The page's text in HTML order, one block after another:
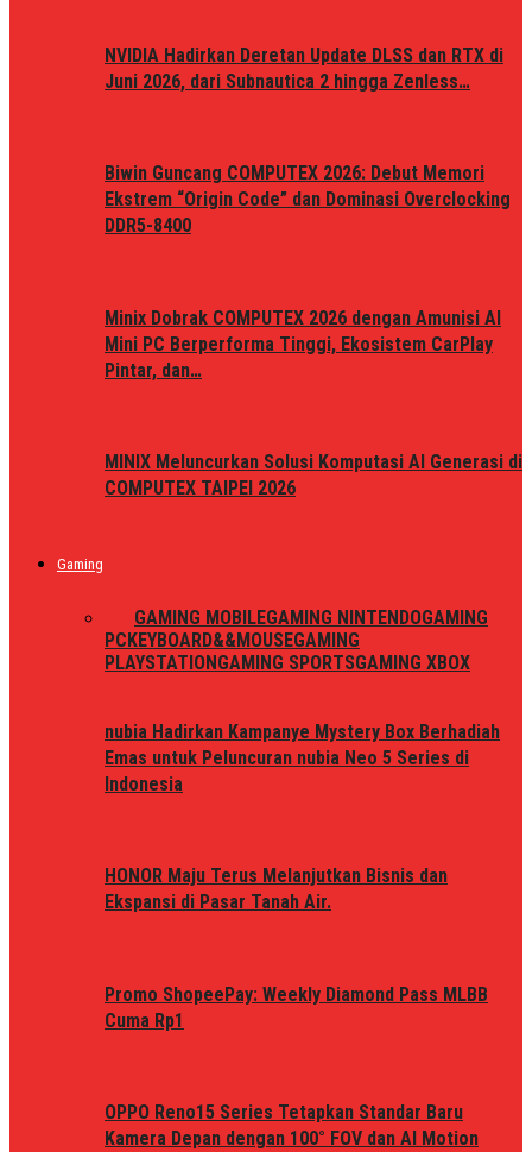
NVIDIA Hadirkan Deretan Update DLSS dan RTX di
Juni 2026, dari Subnautica 2 hingga Zenless…
Biwin Guncang COMPUTEX 2026: Debut Memori
Ekstrem “Origin Code” dan Dominasi Overclocking
DDR5-8400
Minix Dobrak COMPUTEX 2026 dengan Amunisi AI
Mini PC Berperforma Tinggi, Ekosistem CarPlay
Pintar, dan…
MINIX Meluncurkan Solusi Komputasi AI Generasi di
COMPUTEX TAIPEI 2026
Gaming
GAMING MOBILEGAMING NINTENDOGAMING
PCKEYBOARD&&MOUSEGAMING
PLAYSTATIONGAMING SPORTSGAMING XBOX
nubia Hadirkan Kampanye Mystery Box Berhadiah
Emas untuk Peluncuran nubia Neo 5 Series di
Indonesia
HONOR Maju Terus Melanjutkan Bisnis dan
Ekspansi di Pasar Tanah Air.
Promo ShopeePay: Weekly Diamond Pass MLBB
Cuma Rp1
OPPO Reno15 Series Tetapkan Standar Baru
Kamera Depan dengan 100° FOV dan AI Motion